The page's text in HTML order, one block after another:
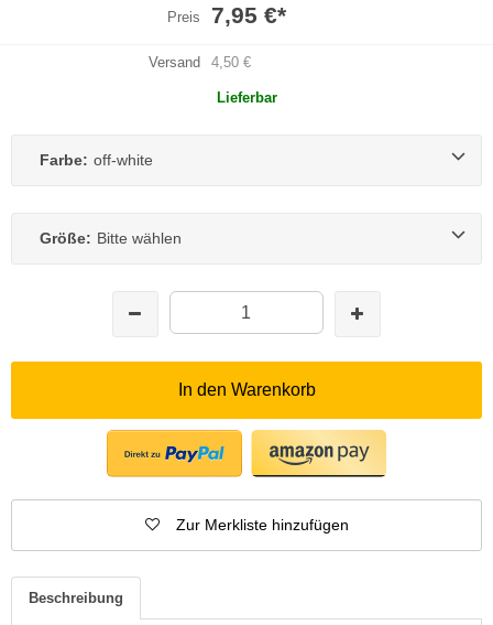
Preis 7,95 €*
Versand 4,50 €
Lieferbar
Farbe: off-white
Größe: Bitte wählen
In den Warenkorb
Zur Merkliste hinzufügen
Beschreibung